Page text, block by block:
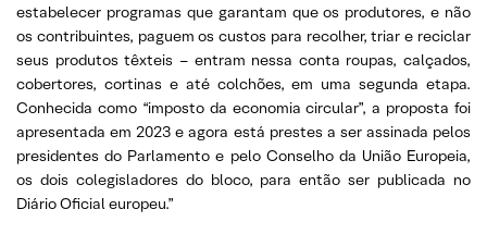
estabelecer programas que garantam que os produtores, e não
os contribuintes, paguem os custos para recolher, triar e reciclar
seus produtos têxteis – entram nessa conta roupas, calçados,
cobertores, cortinas e até colchões, em uma segunda etapa.
Conhecida como “imposto da economia circular”, a proposta foi
apresentada em 2023 e agora está prestes a ser assinada pelos
presidentes do Parlamento e pelo Conselho da União Europeia,
os dois colegisladores do bloco, para então ser publicada no
Diário Oficial europeu.”